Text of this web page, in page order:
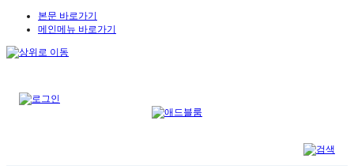
본문 바로가기
메인메뉴 바로가기